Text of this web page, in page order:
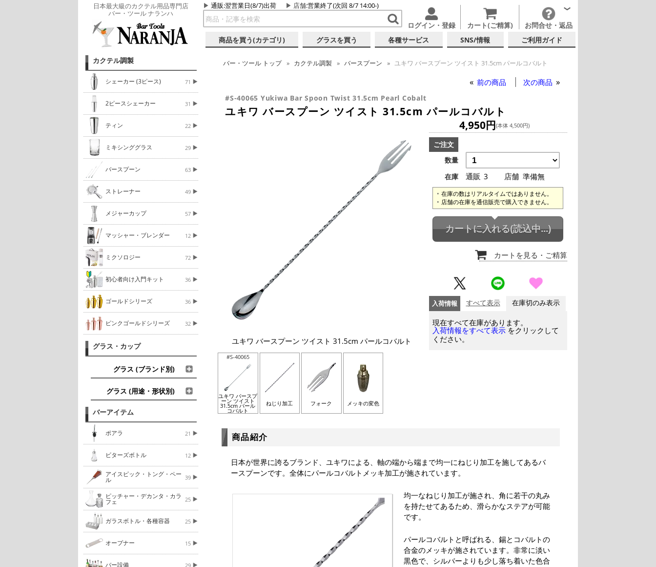
日本最大級のカクテル用品専門店
バー・ツール ナランハ
通販:翌営業日(8/7)出荷 店舗:営業終了(次回 8/7 14:00-)
ログイン・登録 カート(ご精算) お問合せ・返品
商品を買う(カテゴリ) グラスを買う 各種サービス SNS/情報 ご利用ガイド
カクテル調製
シェーカー (3ピース) 71
2ピースシェーカー 31
ティン 22
ミキシンググラス 29
バースプーン 63
ストレーナー 49
メジャーカップ 57
マッシャー・ブレンダー 12
ミクソロジー 72
初心者向け入門キット 36
ゴールドシリーズ 36
ピンクゴールドシリーズ 32
グラス・カップ
グラス (ブランド別)
グラス (用途・形状別)
バーアイテム
ポアラ 21
ビターズボトル 12
アイスピック・トング・ペー
ル 39
ピッチャー・デカンタ・カラ
フェ 25
ガラスボトル・各種容器 25
オープナー 15
バー設備 29
バー・ツール トップ カクテル調製 バースプーン ユキワ バースプーン ツイスト 31.5cm パールコバルト
前の商品 次の商品
#S-40065 Yukiwa Bar Spoon Twist 31.5cm Pearl Cobalt
ユキワ バースプーン ツイスト 31.5cm パールコバルト
ユキワ バースプーン ツイスト 31.5cm パールコバルト
#S-40065
ユキワ バースプ
ーン ツイスト
31.5cm パール
コバルト
ねじり加工 フォーク メッキの変色
4,950円(本体 4,500円)
ご注文
数量
在庫
通販 3 店舗 準備無
在庫の数はリアルタイムではありません。
店舗の在庫を通信販売で購入できません。
カートに入れる(読込中...)
カートを見る ・ご精算
入荷情報 すべて表示 在庫切のみ表示
現在すべて在庫があります。
入荷情報をすべて表示 をクリックして
ください。
商品紹介
日本が世界に誇るブランド、ユキワによる、軸の端から端まで均一にねじり加工を施してあるバ
ースプーンです。全体にパールコバルトメッキ加工が施されています。
均一なねじり加工が施され、角に若干の丸み
を持たせてあるため、滑らかなステアが可能
です。
パールコバルトと呼ばれる、錫とコバルトの
合金のメッキが施されています。非常に淡い
黒色で、シルバーよりも少し落ち着いた色合